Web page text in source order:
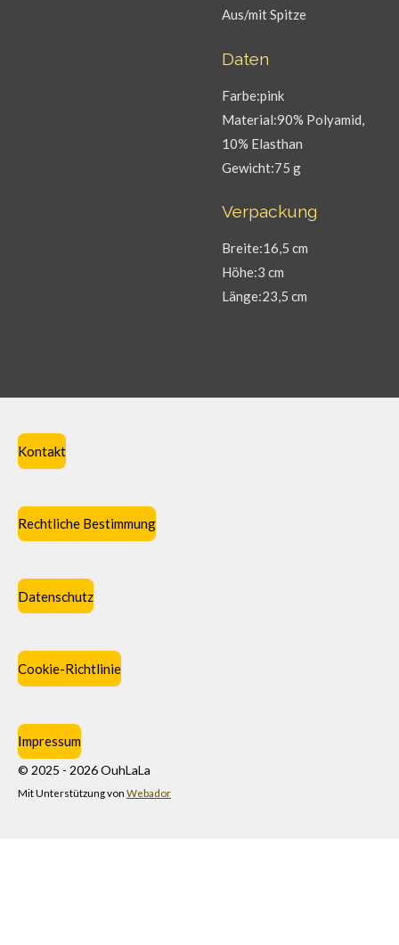
Aus/mit Spitze
Daten
Farbe:pink
Material:90% Polyamid,
10% Elasthan
Gewicht:75 g
Verpackung
Breite:16,5 cm
Höhe:3 cm
Länge:23,5 cm
Kontakt
Rechtliche Bestimmung
Datenschutz
Cookie-Richtlinie
Impressum
© 2025 - 2026 OuhLaLa
Mit Unterstützung von Webador